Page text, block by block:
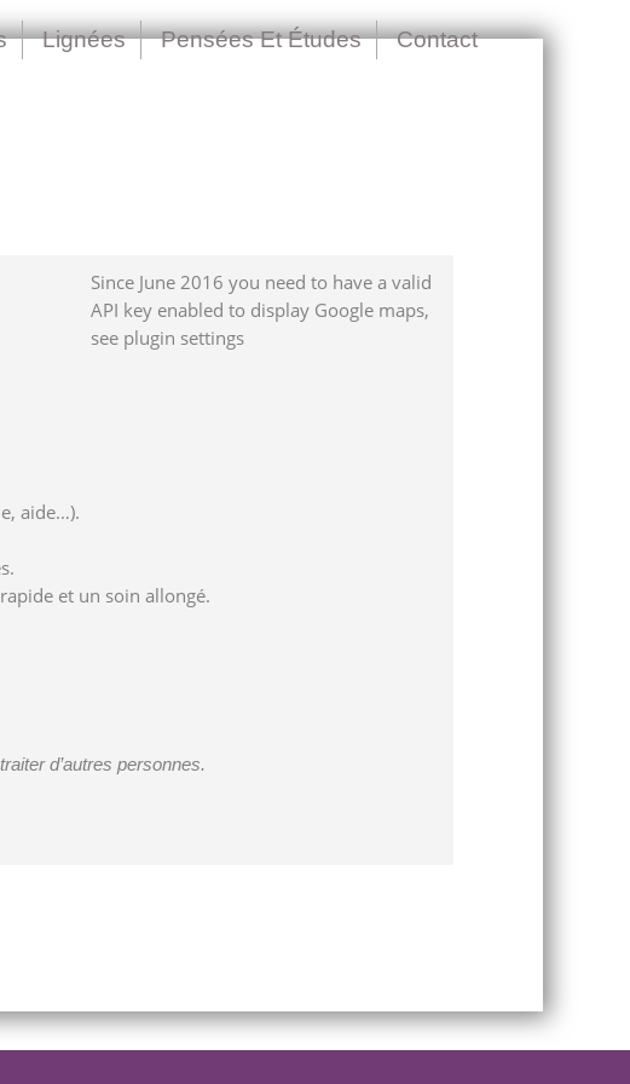
Lignées Pensées Et Études Contact
Since June 2016 you need to have a valid
API key enabled to display Google maps,
see plugin settings
aide…).
et un soin allongé.
d’autres personnes.